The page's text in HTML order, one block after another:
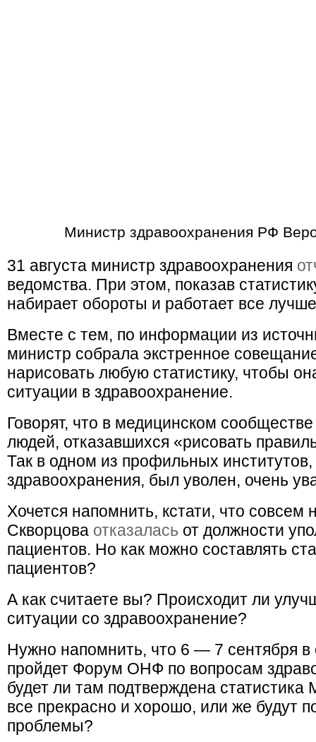
Министр здравоохранения РФ
31 августа министр здравоохранения
ведомства. При этом, показав
набирает обороты и работает все
Вместе с тем, по информации из
министр собрала экстренное
нарисовать любую статистику, чтобы
ситуации в здравоохранение.
Говорят, что в медицинском
людей, отказавшихся «рисовать
Так в одном из профильных
здравоохранения, был уволен, очень
Хочется напомнить, кстати, что совсем
Скворцова отказалась от должности
пациентов. Но как можно составлять
пациентов?
А как считаете вы? Происходит ли
ситуации со здравоохранение?
Нужно напомнить, что 6 — 7 сентября
пройдет Форум ОНФ по вопросам
будет ли там подтверждена статистика
все прекрасно и хорошо, или же будут
проблемы?